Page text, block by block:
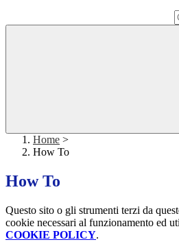
Home >
How To
How To
Questo sito o gli strumenti terzi da
cookie necessari al funzionamento ed
COOKIE POLICY.